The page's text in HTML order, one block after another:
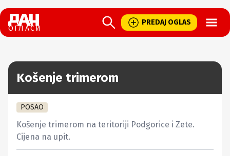
ОГЛАСИ
PREDAJ OGLAS
Košenje trimerom
POSAO
Košenje trimerom na teritoriji Podgorice i Zete.
Cijena na upit.